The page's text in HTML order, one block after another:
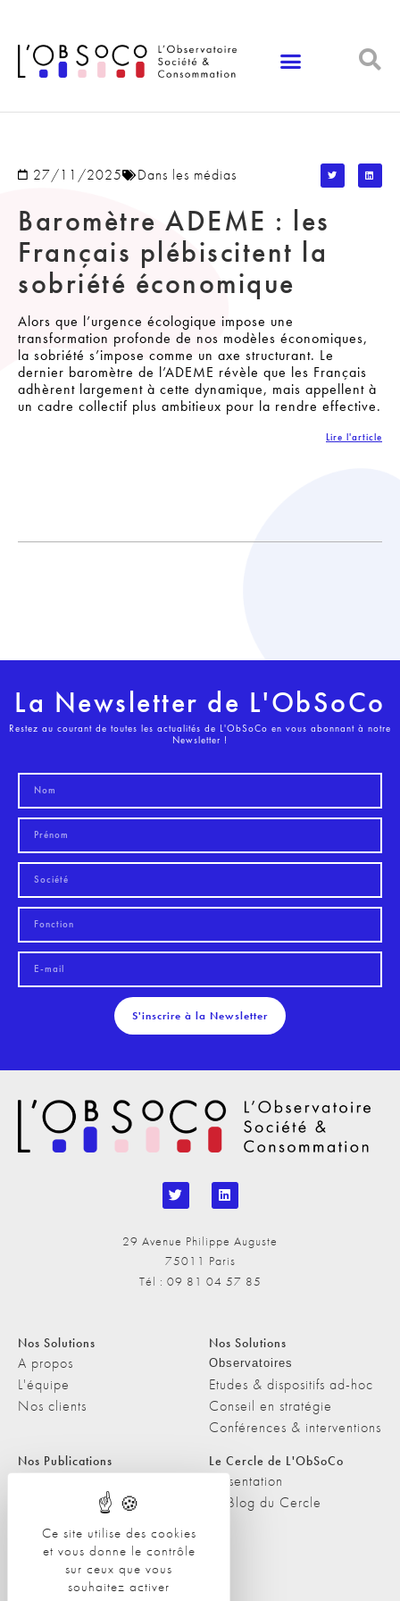
Ce site utilise des cookies
et vous donne le contrôle
sur ceux que vous
souhaitez activer
27/11/2025 Dans les médias
Baromètre ADEME : les
Français plébiscitent la
sobriété économique
Alors que l’urgence écologique impose une
transformation profonde de nos modèles économiques,
la sobriété s’impose comme un axe structurant. Le
dernier baromètre de l’ADEME révèle que les Français
adhèrent largement à cette dynamique, mais appellent à
un cadre collectif plus ambitieux pour la rendre effective.
Lire l'article
La Newsletter de L'ObSoCo
Restez au courant de toutes les actualités de L'ObSoCo en vous abonnant à notre
Newsletter !
S'inscrire à la Newsletter
29 Avenue Philippe Auguste
75011 Paris
Tél : 09 81 04 57 85
Nos Solutions
A propos
L'équipe
Nos clients
Nos Solutions
Observatoires
Etudes & dispositifs ad-hoc
Conseil en stratégie
Conférences & interventions
Nos Publications
Les Podcasts de L'ObSoCo
L'ObSoCo dans les médias
Le Cercle de L'ObSoCo
Présentation
Le Blog du Cercle
Contacts
Nous contacter